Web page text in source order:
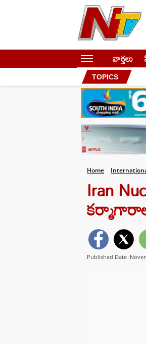
వార్తలు
TOPICS
Home
Iran
Published Date